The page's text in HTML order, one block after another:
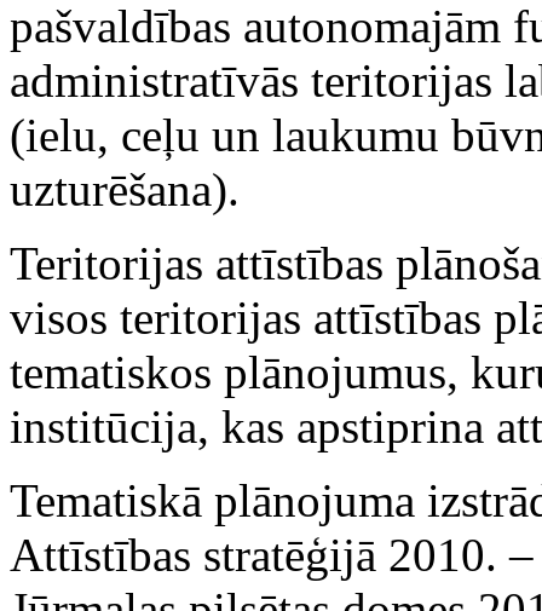
pašvaldības autonomajām
administratīvās teritorijas
(ielu, ceļu un laukumu
uzturēšana).
Teritorijas attīstības
visos teritorijas attīstības
tematiskos plānojumus,
institūcija, kas apstiprina
Tematiskā plānojuma
Attīstības stratēģijā 2010.